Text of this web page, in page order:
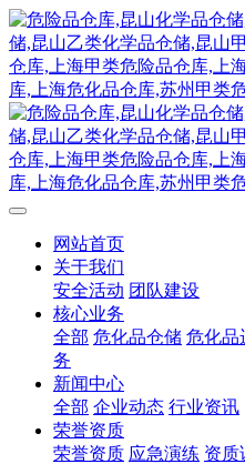
网站首页
关于我们
安全活动 团队建设
核心业务
全部 危化品仓储 危化品
务
新闻中心
全部 企业动态 行业资讯
荣誉资质
荣誉资质 应急演练 资质